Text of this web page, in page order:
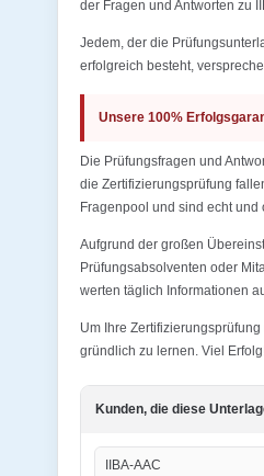
der Fragen und Antworten zu
Jedem, der die
erfolgreich besteht,
Unsere 100%
Die Prüfungsfragen und
die Zertifizierungsprüfung
Fragenpool und sind echt und
Aufgrund der großen
Prüfungsabsolventen oder
werten täglich Informationen
Um Ihre
gründlich zu lernen. Viel
Kunden, die diese
IIBA-AAC